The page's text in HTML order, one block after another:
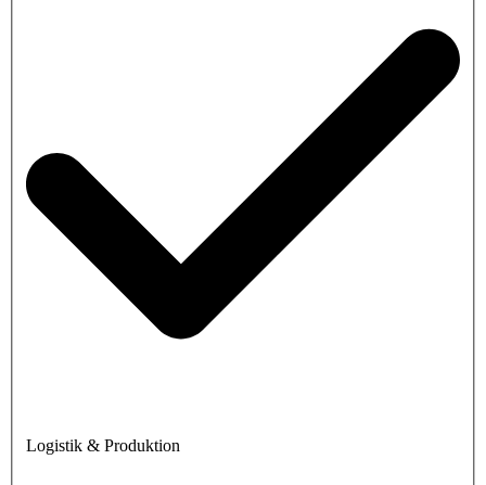
Logistik & Produktion